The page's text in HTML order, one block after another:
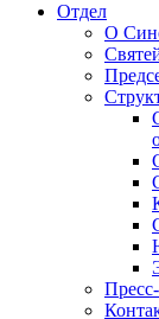
Отдел
О